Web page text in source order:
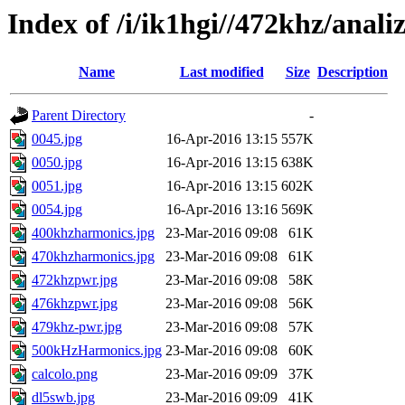
Index of /i/ik1hgi//472khz/
Name Last modified Size Description
Parent Directory
-
0045.jpg
16-Apr-2016 13:15 557K
0050.jpg
16-Apr-2016 13:15 638K
0051.jpg
16-Apr-2016 13:15 602K
0054.jpg
16-Apr-2016 13:16 569K
400khzharmonics.jpg
23-Mar-2016 09:08
61K
470khzharmonics.jpg
23-Mar-2016 09:08
61K
472khzpwr.jpg
23-Mar-2016 09:08
58K
476khzpwr.jpg
23-Mar-2016 09:08
56K
479khz-pwr.jpg
23-Mar-2016 09:08
57K
500kHzHarmonics.jpg 23-Mar-2016 09:08
60K
calcolo.png
23-Mar-2016 09:09
37K
dl5swb.jpg
23-Mar-2016 09:09
41K